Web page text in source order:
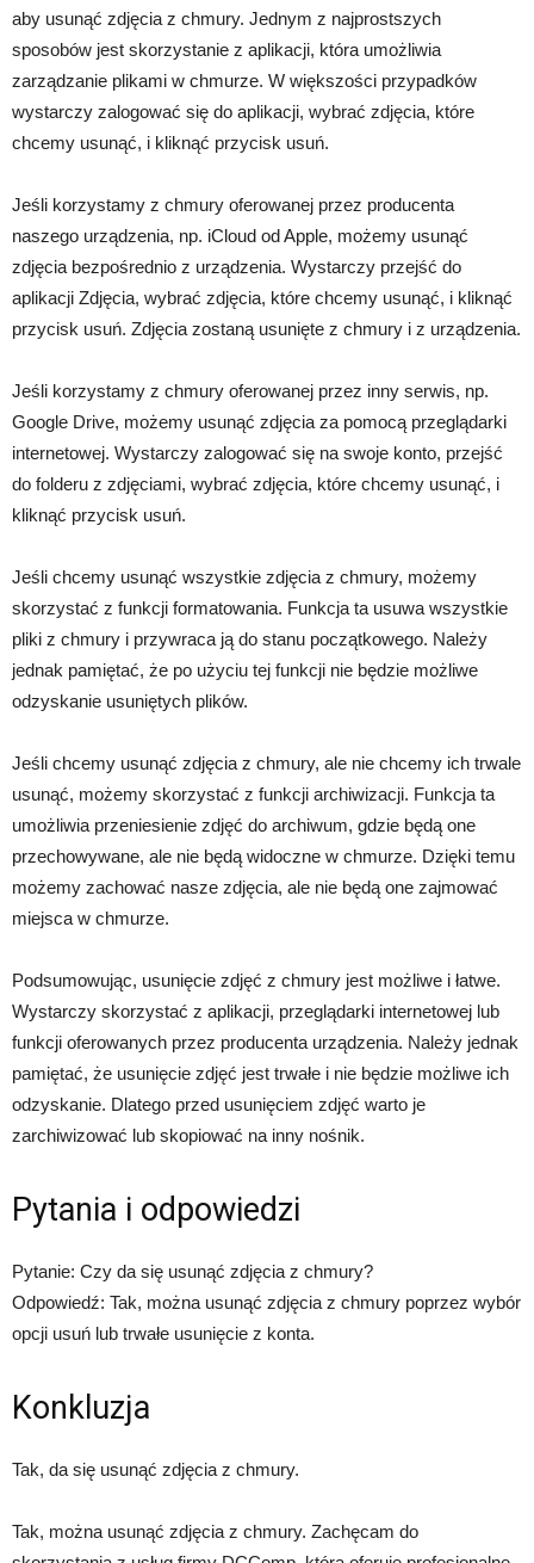
aby usunąć zdjęcia z chmury. Jednym z najprostszych
sposobów jest skorzystanie z aplikacji, która umożliwia
zarządzanie plikami w chmurze. W większości przypadków
wystarczy zalogować się do aplikacji, wybrać zdjęcia, które
chcemy usunąć, i kliknąć przycisk usuń.
Jeśli korzystamy z chmury oferowanej przez producenta
naszego urządzenia, np. iCloud od Apple, możemy usunąć
zdjęcia bezpośrednio z urządzenia. Wystarczy przejść do
aplikacji Zdjęcia, wybrać zdjęcia, które chcemy usunąć, i kliknąć
przycisk usuń. Zdjęcia zostaną usunięte z chmury i z urządzenia.
Jeśli korzystamy z chmury oferowanej przez inny serwis, np.
Google Drive, możemy usunąć zdjęcia za pomocą przeglądarki
internetowej. Wystarczy zalogować się na swoje konto, przejść
do folderu z zdjęciami, wybrać zdjęcia, które chcemy usunąć, i
kliknąć przycisk usuń.
Jeśli chcemy usunąć wszystkie zdjęcia z chmury, możemy
skorzystać z funkcji formatowania. Funkcja ta usuwa wszystkie
pliki z chmury i przywraca ją do stanu początkowego. Należy
jednak pamiętać, że po użyciu tej funkcji nie będzie możliwe
odzyskanie usuniętych plików.
Jeśli chcemy usunąć zdjęcia z chmury, ale nie chcemy ich trwale
usunąć, możemy skorzystać z funkcji archiwizacji. Funkcja ta
umożliwia przeniesienie zdjęć do archiwum, gdzie będą one
przechowywane, ale nie będą widoczne w chmurze. Dzięki temu
możemy zachować nasze zdjęcia, ale nie będą one zajmować
miejsca w chmurze.
Podsumowując, usunięcie zdjęć z chmury jest możliwe i łatwe.
Wystarczy skorzystać z aplikacji, przeglądarki internetowej lub
funkcji oferowanych przez producenta urządzenia. Należy jednak
pamiętać, że usunięcie zdjęć jest trwałe i nie będzie możliwe ich
odzyskanie. Dlatego przed usunięciem zdjęć warto je
zarchiwizować lub skopiować na inny nośnik.
Pytania i odpowiedzi
Pytanie: Czy da się usunąć zdjęcia z chmury?
Odpowiedź: Tak, można usunąć zdjęcia z chmury poprzez wybór
opcji usuń lub trwałe usunięcie z konta.
Konkluzja
Tak, da się usunąć zdjęcia z chmury.
Tak, można usunąć zdjęcia z chmury. Zachęcam do